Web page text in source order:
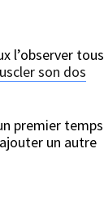
l’observer tous
son dos
premier temps
un autre